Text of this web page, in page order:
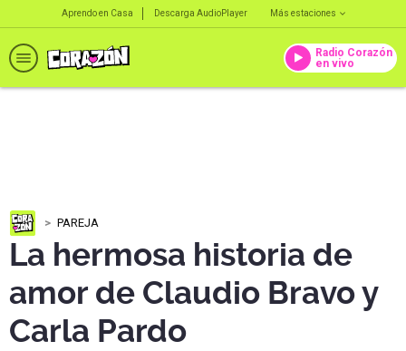
Aprendo en Casa Descarga AudioPlayer Más estaciones
Radio Corazón
en vivo
PAREJA
La hermosa historia de
amor de Claudio Bravo y
Carla Pardo